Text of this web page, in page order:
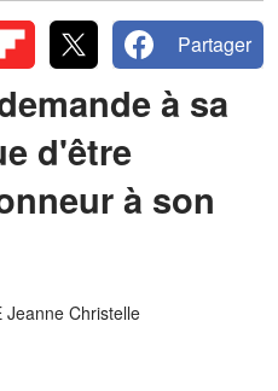
Partager
à sa
d'être
à son
Jeanne Christelle